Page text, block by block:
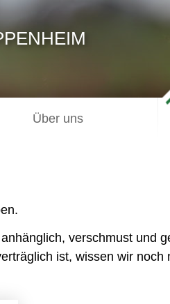
Über uns
verschmust und
ist, wissen wir noch